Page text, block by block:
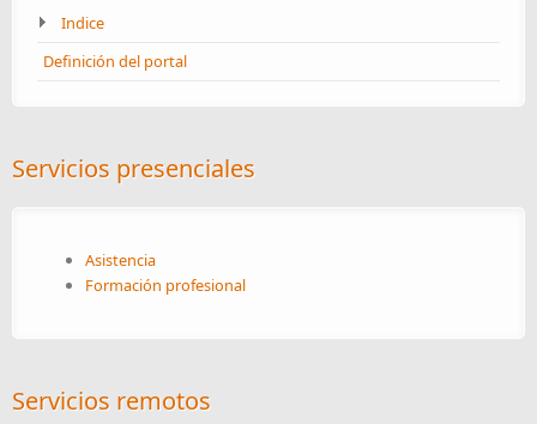
Indice
Definición del portal
Servicios presenciales
Asistencia
Formación profesional
Servicios remotos